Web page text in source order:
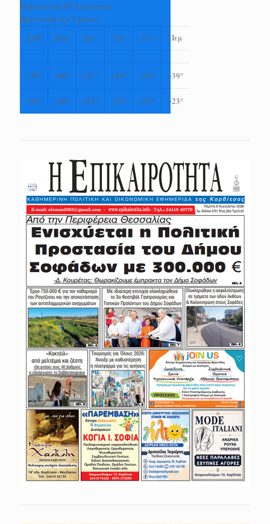
Παρασκευή, 07 Αύγουστος
Πρόγνωση για 7 μέρες
Σαβ
Κυρ Δευ Τρι Τετ Πεμ
+39° +40° +37° +39° +40° +39°
+26° +26° +25° +23° +23° +23°